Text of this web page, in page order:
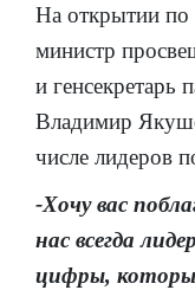
На открытии по
министр
и генсекретарь
Владимир
чиcлe лидepoв
-Хочу вас
нас всегда
цифры,